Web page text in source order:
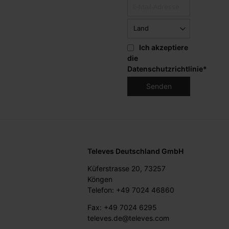
Ich akzeptiere
die
Datenschutzrichtlinie*
Televes Deutschland GmbH
Küferstrasse 20, 73257
Köngen
Telefon: +49 7024 46860
Fax: +49 7024 6295
televes.de@televes.com